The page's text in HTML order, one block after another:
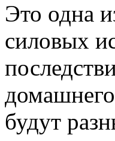
Это одна
силовых
будут